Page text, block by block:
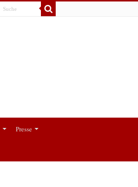
Presse